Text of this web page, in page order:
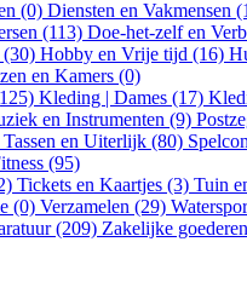
(0) Diensten en Vakmensen
(113) Doe-het-zelf en
(30) Hobby en Vrije tijd (16)
en Kamers (0)
Kleding | Dames (17)
en Instrumenten (9)
Tassen en Uiterlijk (80)
(95)
Tickets en Kaartjes (3) Tuin
(0) Verzamelen (29)
(209) Zakelijke